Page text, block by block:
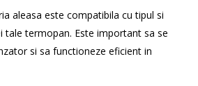
aleasa este compatibila cu tipul si
tale termopan. Este important sa se
si sa functioneze eficient in